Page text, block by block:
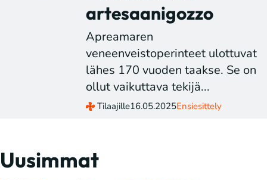
artesaanigozzo
Apreamaren
veneenveistoperinteet ulottuvat
lähes 170 vuoden taakse. Se on
ollut vaikuttava tekijä...
Tilaajille16.05.2025Ensiesittely
Uusimmat